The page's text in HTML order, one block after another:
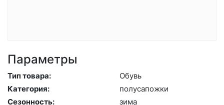
Параметры
Тип товара:
Обувь
Категория:
по­луса­пож­ки
Сезонность:
зи­ма